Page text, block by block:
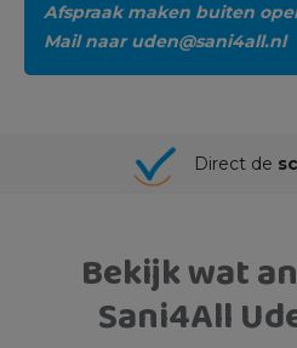
Afspraak maken buiten
Mail naaruden@sani4all.nl
Direct de
Bekijk wat
Sani4All